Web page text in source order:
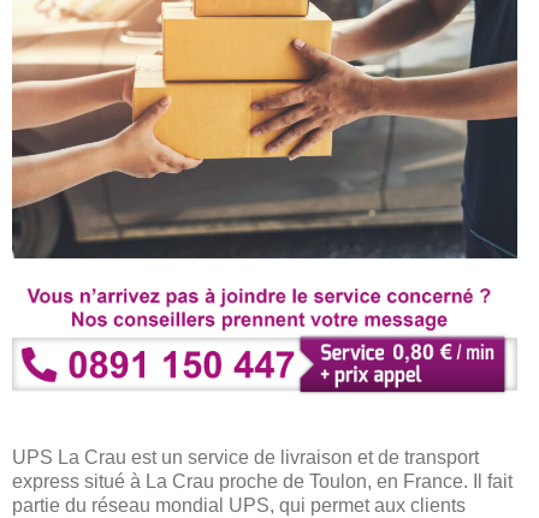
UPS La Crau est un service de livraison et de transport
express situé à La Crau proche de Toulon, en France. Il fait
partie du réseau mondial UPS, qui permet aux clients